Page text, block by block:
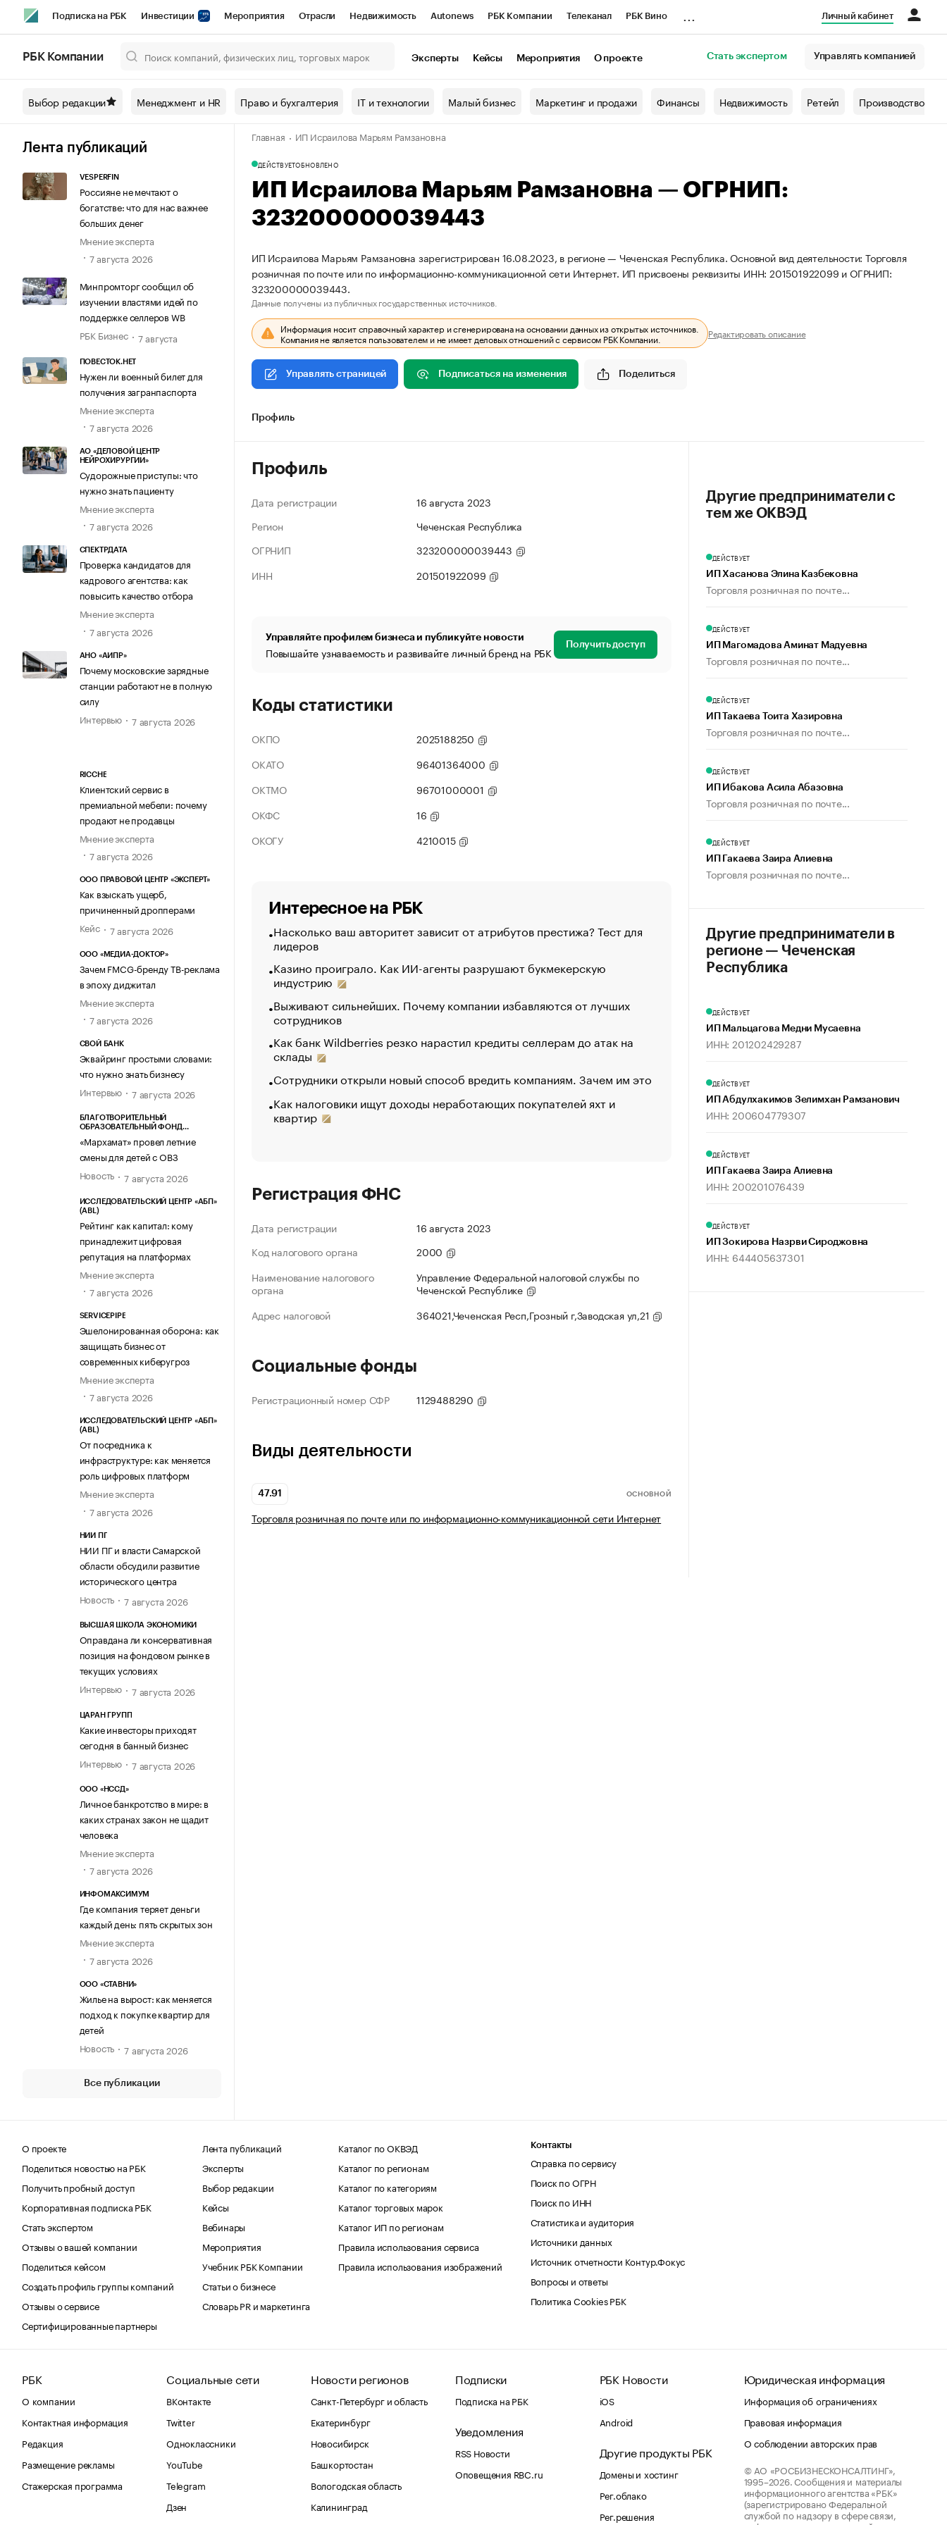
Подписка на РБК Инвестиции Мероприятия Отрасли Недвижимость Autonews РБК Компании Телеканал РБК Вино
Спецпроекты СПб Конференции СПб Спецпроекты Проверка контрагентов
Технологии и медиа Рынок наличной валюты
Личный кабинет
РБК Компании Эксперты Кейсы Мероприятия О проекте Стать экспертом Управлять компанией
Выбор редакции Менеджмент и HR Право и бухгалтерия IT и технологии Малый бизнес Маркетинг и продажи Финансы Недвижимость Ретейл Производство
Лента публикаций
VESPERFIN
Россияне не мечтают о
богатстве: что для нас важнее
больших денег
Мнение эксперта
7 августа 2026
Минпромторг сообщил об
изучении властями идей по
поддержке селлеров WB
РБК Бизнес
7 августа
ПОВЕСТОК.НЕТ
Нужен ли военный билет для
получения загранпаспорта
Мнение эксперта
7 августа 2026
АО «ДЕЛОВОЙ ЦЕНТР
НЕЙРОХИРУРГИИ»
Судорожные приступы: что
нужно знать пациенту
Мнение эксперта
7 августа 2026
СПЕКТРДАТА
Проверка кандидатов для
кадрового агентства: как
повысить качество отбора
Мнение эксперта
7 августа 2026
АНО «АИПР»
Почему московские зарядные
станции работают не в полную
силу
Интервью
7 августа 2026
RICCHE
Клиентский сервис в
премиальной мебели: почему
продают не продавцы
Мнение эксперта
7 августа 2026
ООО ПРАВОВОЙ ЦЕНТР «ЭКСПЕРТ»
Как взыскать ущерб,
причиненный дропперами
Кейс
7 августа 2026
ООО «МЕДИА-ДОКТОР»
Зачем FMCG-бренду ТВ-реклама
в эпоху диджитал
Мнение эксперта
7 августа 2026
СВОЙ БАНК
Эквайринг простыми словами:
что нужно знать бизнесу
Интервью
7 августа 2026
БЛАГОТВОРИТЕЛЬНЫЙ
ОБРАЗОВАТЕЛЬНЫЙ ФОНД
«Мархамат» провел летние
смены для детей с ОВЗ
Новость
7 августа 2026
ИССЛЕДОВАТЕЛЬСКИЙ ЦЕНТР «АБП»
(ABL)
Рейтинг как капитал: кому
принадлежит цифровая
репутация на платформах
Мнение эксперта
7 августа 2026
SERVICEPIPE
Эшелонированная оборона: как
защищать бизнес от
современных киберугроз
Мнение эксперта
7 августа 2026
ИССЛЕДОВАТЕЛЬСКИЙ ЦЕНТР «АБП»
(ABL)
От посредника к
инфраструктуре: как меняется
роль цифровых платформ
Мнение эксперта
7 августа 2026
НИИ ПГ
НИИ ПГ и власти Самарской
области обсудили развитие
исторического центра
Новость
7 августа 2026
ВЫСШАЯ ШКОЛА ЭКОНОМИКИ
Оправдана ли консервативная
позиция на фондовом рынке в
текущих условиях
Интервью
7 августа 2026
ЦАРАН ГРУПП
Какие инвесторы приходят
сегодня в банный бизнес
Интервью
7 августа 2026
ООО «НССД»
Личное банкротство в мире: в
каких странах закон не щадит
человека
Мнение эксперта
7 августа 2026
ИНФОМАКСИМУМ
Где компания теряет деньги
каждый день: пять скрытых зон
Мнение эксперта
7 августа 2026
ООО «СТАВНИ»
Жилье на вырост: как меняется
подход к покупке квартир для
детей
Новость
7 августа 2026
Все публикации
Главная ИП Исраилова Марьям Рамзановна
ДЕЙСТВУЕТОБНОВЛЕНО
ИП Исраилова Марьям Рамзановна — ОГРНИП:
323200000039443
ИП Исраилова Марьям Рамзановна зарегистрирован 16.08.2023, в регионе — Чеченская Республика. Основной вид деятельности: Торговля
розничная по почте или по информационно-коммуникационной сети Интернет. ИП присвоены реквизиты ИНН: 201501922099 и ОГРНИП:
323200000039443.
Данные получены из публичных государственных источников.
Информация носит справочный характер и сгенерирована на основании данных из открытых источников.
Компания не является пользователем и не имеет деловых отношений с сервисом РБК Компании. Редактировать описание
Управлять страницей Подписаться на изменения Поделиться
Профиль
Профиль
Дата регистрации
16 августа 2023
Регион
Чеченская Республика
ОГРНИП
323200000039443
ИНН
201501922099
Управляйте профилем бизнеса и публикуйте новости
Повышайте узнаваемость и развивайте личный бренд на РБК Получить доступ
Коды статистики
ОКПО
2025188250
ОКАТО
96401364000
ОКТМО
96701000001
ОКФС
16
ОКОГУ
4210015
Интересное на РБК
Насколько ваш авторитет зависит от атрибутов престижа? Тест для
лидеров
Казино проиграло. Как ИИ-агенты разрушают букмекерскую
индустрию
Выживают сильнейших. Почему компании избавляются от лучших
сотрудников
Как банк Wildberries резко нарастил кредиты селлерам до атак на
склады
Сотрудники открыли новый способ вредить компаниям. Зачем им это
Как налоговики ищут доходы неработающих покупателей яхт и
квартир
«От спорта тело стареет иначе». Как живет глава
создавшей GTA
«Деньги будут не нужны»: что рассказал Маск в
Функции менеджмента: пять ключевых основ
управления
ЕС разрешил конфискацию российской нефти —
Стресс обеспеченных людей: почему рост доходов
Что обвинения против Павла Дурова значат для
Регистрация ФНС
Дата регистрации
16 августа 2023
Код налогового органа
2000
Наименование налогового
органа
Управление Федеральной налоговой службы по
Чеченской Республике
Адрес налоговой
364021,Чеченская Респ,Грозный г,Заводская ул,21
Социальные фонды
Регистрационный номер СФР 1129488290
Виды деятельности
47.91 ОСНОВНОЙ
Торговля розничная по почте или по информационно-коммуникационной сети Интернет
Другие предприниматели с
тем же ОКВЭД
ДЕЙСТВУЕТ
ИП Хасанова Элина Казбековна
Торговля розничная по почте...
ДЕЙСТВУЕТ
ИП Магомадова Аминат Мадуевна
Торговля розничная по почте...
ДЕЙСТВУЕТ
ИП Такаева Тоита Хазировна
Торговля розничная по почте...
ДЕЙСТВУЕТ
ИП Ибакова Асила Абазовна
Торговля розничная по почте...
ДЕЙСТВУЕТ
ИП Гакаева Заира Алиевна
Торговля розничная по почте...
Другие предприниматели в
регионе — Чеченская
Республика
ДЕЙСТВУЕТ
ИП Мальцагова Медни Мусаевна
ИНН: 201202429287
ДЕЙСТВУЕТ
ИП Абдулхакимов Зелимхан Рамзанович
ИНН: 200604779307
ДЕЙСТВУЕТ
ИП Гакаева Заира Алиевна
ИНН: 200201076439
ДЕЙСТВУЕТ
ИП Зокирова Назрви Сироджовна
ИНН: 644405637301
О проекте
Поделиться новостью на РБК
Получить пробный доступ
Корпоративная подписка РБК
Стать экспертом
Отзывы о вашей компании
Поделиться кейсом
Создать профиль группы компаний
Отзывы о сервисе
Сертифицированные партнеры
Лента публикаций
Эксперты
Выбор редакции
Кейсы
Вебинары
Мероприятия
Учебник РБК Компании
Статьи о бизнесе
Словарь PR и маркетинга
Каталог по ОКВЭД
Каталог по регионам
Каталог по категориям
Каталог торговых марок
Каталог ИП по регионам
Правила использования сервиса
Правила использования изображений
Контакты
Справка по сервису
Поиск по ОГРН
Поиск по ИНН
Статистика и аудитория
Источники данных
Источник отчетности Контур.Фокус
Вопросы и ответы
Политика Cookies РБК
РБК
О компании
Контактная информация
Редакция
Размещение рекламы
Стажерская программа
Социальные сети
ВКонтакте
Twitter
Одноклассники
YouTube
Telegram
Дзен
Новости регионов
Санкт-Петербург и область
Екатеринбург
Новосибирск
Башкортостан
Вологодская область
Калининград
Подписки
Подписка на РБК
Уведомления
RSS Новости
Оповещения RBC.ru
РБК Новости
iOS
Android
Другие продукты РБК
Домены и хостинг
Рег.облако
Рег.решения
Юридическая информация
Информация об ограничениях
Правовая информация
О соблюдении авторских прав
© АО «РОСБИЗНЕСКОНСАЛТИНГ»,
1995–2026. Сообщения и материалы
информационного агентства «РБК»
(зарегистрировано Федеральной
службой по надзору в сфере связи,